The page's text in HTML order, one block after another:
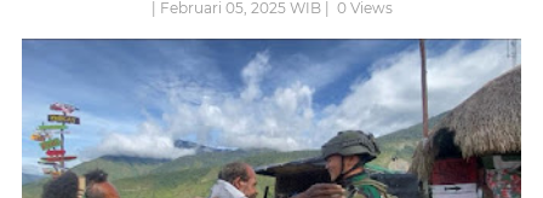
| Februari 05, 2025 WIB | 0Views